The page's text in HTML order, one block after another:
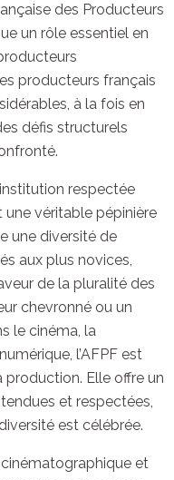
des Producteurs
un rôle essentiel en
producteurs français
à la fois en
défis structurels
institution respectée
une véritable pépinière
une diversité de
aux plus novices,
de la pluralité des
chevronné ou un
le cinéma, la
l’AFPF est
Elle offre un
et respectées,
est célébrée.
et